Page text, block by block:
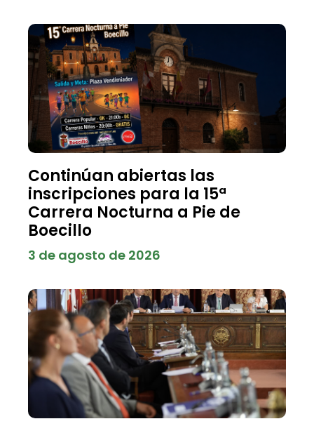
Continúan abiertas las
inscripciones para la 15ª
Carrera Nocturna a Pie de
Boecillo
3 de agosto de 2026